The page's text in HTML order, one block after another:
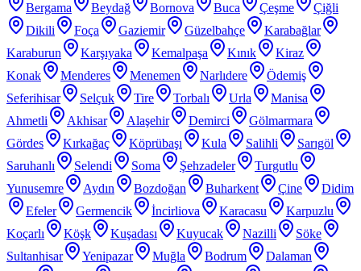
Bergama
Beydağ Bornova Buca Çeşme
Çiğli
Dikili
Foça Gaziemir Güzelbahçe
Karabağlar
Karaburun
Karşıyaka Kemalpaşa Kınık
Kiraz
Konak
Menderes Menemen Narlıdere
Ödemiş
Seferihisar
Selçuk Tire Torbalı Urla
Manisa
Ahmetli
Akhisar Alaşehir Demirci
Gölmarmara
Gördes
Kırkağaç Köprübaşı Kula Salihli
Sarıgöl
Saruhanlı
Selendi Soma Şehzadeler
Turgutlu
Yunusemre
Aydın Bozdoğan Buharkent Çine
Didim
Efeler
Germencik İncirliova Karacasu
Karpuzlu
Koçarlı
Köşk Kuşadası Kuyucak Nazilli
Söke
Sultanhisar
Yenipazar Muğla Bodrum
Dalaman